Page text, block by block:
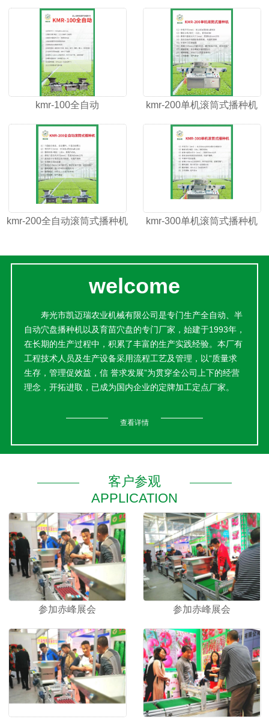
kmr-100全自动 kmr-200单机滚筒式播种机
kmr-200全自动滚筒式播种机 kmr-300单机滚筒式播种机
welcome
寿光市凯迈瑞农业机械有限公司是专门生产全自动、半
自动穴盘播种机以及育苗穴盘的专门厂家，始建于1993年，
在长期的生产过程中，积累了丰富的生产实践经验。本厂有
工程技术人员及生产设备采用流程工艺及管理，以“质量求
生存，管理促效益，信 誉求发展”为贯穿全公司上下的经营
理念，开拓进取，已成为国内企业的定牌加工定点厂家。
验中心检验合格；荣获中国保护消费者权益信 誉品牌、中国
心购物可信产品等荣誉称号；并由中国中轻产品质量保 障中
并与国内外大型园艺公司缔结良好的长期合作伙伴关
系。这里交通便利，信息发达，这里蔬菜种植历史悠久，生
产的产品贴近菜农，通过推广使用，采纳菜农的种植要求，
改进模具装备和生产工艺，增加产品强度，延长产品使用寿
命，降低产品成本，所开发的产品赢得了用户的好 评。
凯迈瑞愿与广大经销商和农民朋友一起，真诚合作，共
创美好未来！
查看详情
客户参观
APPLICATION
参加赤峰展会 参加赤峰展会